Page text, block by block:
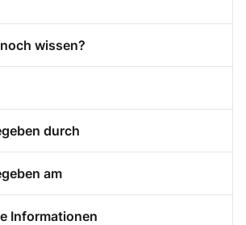
wissen?
durch
am
Informationen